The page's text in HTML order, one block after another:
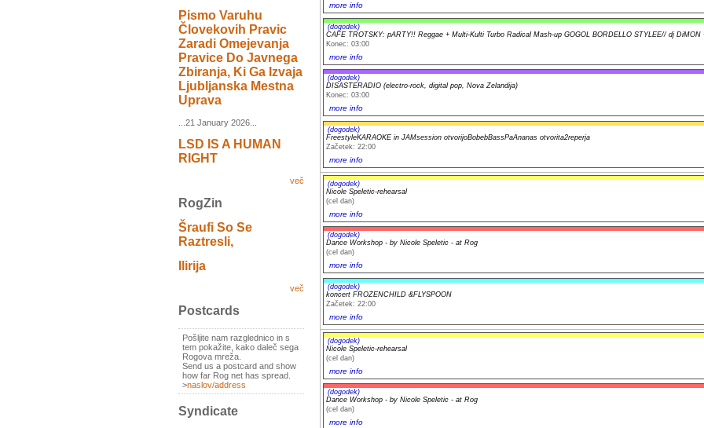
Pismo Varuhu
Človekovih Pravic
Zaradi Omejevanja
Pravice Do Javnega
Zbiranja, Ki Ga Izvaja
Ljubljanska Mestna
Uprava
...21 January 2026...
LSD IS A HUMAN
RIGHT
več
RogZin
Šraufi So Se
Raztresli,
Ilirija
več
Postcards
Pošljite nam razglednico in s
tem pokažite, kako daleč sega
Rogova mreža.
Send us a postcard and show
how far Rog net has spread.
>naslov/address
Syndicate
more info
(dogodek)
CAFE TROTSKY: pARTY!! Reggae + Multi-Kulti Turbo Radical Mash-up GOGOL BORDELLO STYLEE// dj DiMON
Konec: 03:00
more info
(dogodek)
DISASTERADIO (electro-rock, digital pop, Nova Zelandija)
Konec: 03:00
more info
(dogodek)
FreestyleKARAOKE in JAMsession otvorijoBobebBassPaAnanas otvorita2reperja
Začetek: 22:00
more info
(dogodek)
Nicole Speletic-rehearsal
(cel dan)
more info
(dogodek)
Dance Workshop - by Nicole Speletic - at Rog
(cel dan)
more info
(dogodek)
koncert FROZENCHILD &FLYSPOON
Začetek: 22:00
more info
(dogodek)
Nicole Speletic-rehearsal
(cel dan)
more info
(dogodek)
Dance Workshop - by Nicole Speletic - at Rog
(cel dan)
more info